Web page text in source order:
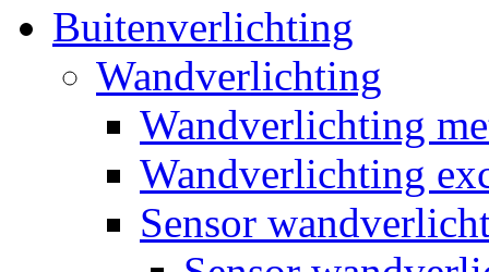
Buitenverlichting
Wandverlichting
Wandverlichting
Wandverlichting
Sensor